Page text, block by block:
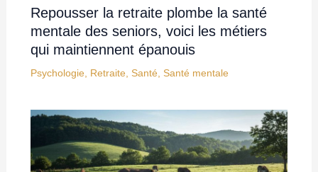
Repousser la retraite plombe la santé
mentale des seniors, voici les métiers
qui maintiennent épanouis
Psychologie Retraite Santé Santé mentale